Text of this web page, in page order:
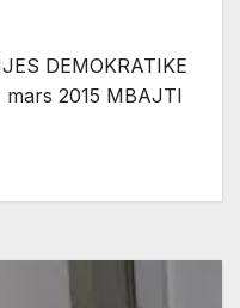
DEMOKRATIKE
mars 2015 MBAJTI